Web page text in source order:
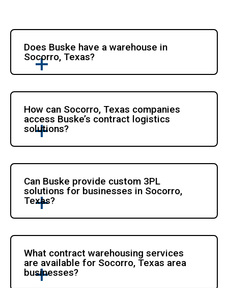
Does Buske have a warehouse in
Socorro, Texas?
How can Socorro, Texas companies
access Buske’s contract logistics
solutions?
Can Buske provide custom 3PL
solutions for businesses in Socorro,
Texas?
What contract warehousing services
are available for Socorro, Texas area
businesses?